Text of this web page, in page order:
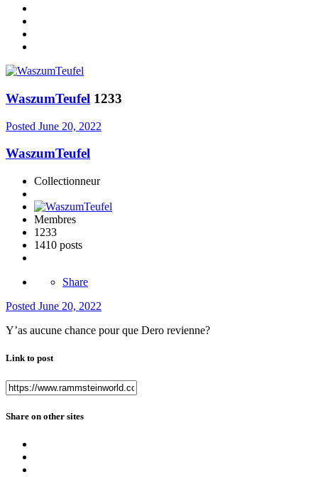
WaszumTeufel 1233
Posted June 20, 2022
WaszumTeufel
Collectionneur
Membres
1233
1410 posts
Share
Posted June 20, 2022
Y’as aucune chance pour que Dero revienne?
Link to post
Share on other sites